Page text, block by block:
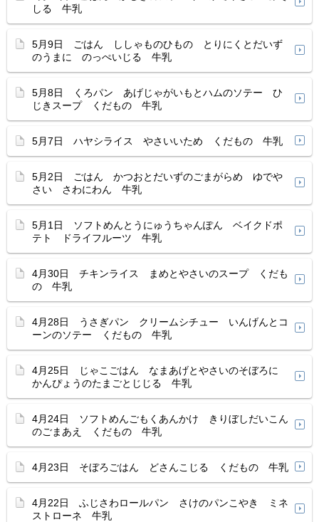
しる 牛乳
5月9日 ごはん ししゃものひもの とりにくとだいず
のうまに のっぺいじる 牛乳
5月8日 くろパン あげじゃがいもとハムのソテー ひ
じきスープ くだもの 牛乳
5月7日 ハヤシライス やさいいため くだもの 牛乳
5月2日 ごはん かつおとだいずのごまがらめ ゆでや
さい さわにわん 牛乳
5月1日 ソフトめんとうにゅうちゃんぽん ベイクドポ
テト ドライフルーツ 牛乳
4月30日 チキンライス まめとやさいのスープ くだも
の 牛乳
4月28日 うさぎパン クリームシチュー いんげんとコ
ーンのソテー くだもの 牛乳
4月25日 じゃこごはん なまあげとやさいのそぼろに
かんぴょうのたまごとじじる 牛乳
4月24日 ソフトめんごもくあんかけ きりぼしだいこん
のごまあえ くだもの 牛乳
4月23日 そぼろごはん どさんこじる くだもの 牛乳
4月22日 ふじさわロールパン さけのパンこやき ミネ
ストローネ 牛乳